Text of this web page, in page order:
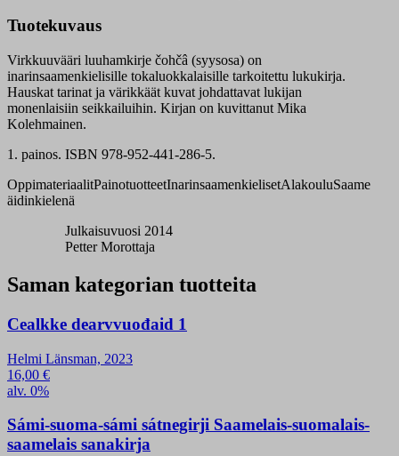
Tuotekuvaus
Virkkuuvääri luuhamkirje čohčâ (syysosa) on
inarinsaamenkielisille tokaluokkalaisille tarkoitettu lukukirja.
Hauskat tarinat ja värikkäät kuvat johdattavat lukijan
monenlaisiin seikkailuihin. Kirjan on kuvittanut Mika
Kolehmainen.
1. painos. ISBN 978-952-441-286-5.
OppimateriaalitPainotuotteetInarinsaamenkielisetAlakouluSaame
äidinkielenä
Julkaisuvuosi 2014
Petter Morottaja
Saman kategorian tuotteita
Cealkke dearvvuođaid 1
Helmi Länsman, 2023
16,00 €
alv. 0%
Sámi-suoma-sámi sátnegirji Saamelais-suomalais-
saamelais sanakirja